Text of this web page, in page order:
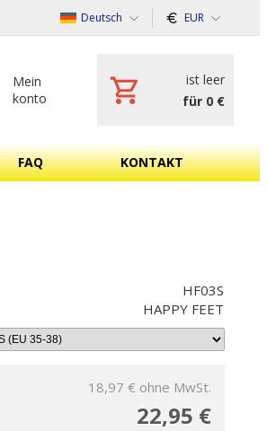
Deutsch EUR
Mein
konto
ist leer
für 0 €
FAQ KONTAKT
HF03S
HAPPY FEET
18,97 € ohne MwSt.
22,95 €